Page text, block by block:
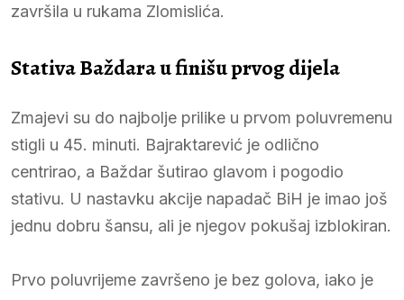
završila u rukama Zlomislića.
Stativa Baždara u finišu prvog dijela
Zmajevi su do najbolje prilike u prvom poluvremenu
stigli u 45. minuti. Bajraktarević je odlično
centrirao, a Baždar šutirao glavom i pogodio
stativu. U nastavku akcije napadač BiH je imao još
jednu dobru šansu, ali je njegov pokušaj izblokiran.
Prvo poluvrijeme završeno je bez golova, iako je